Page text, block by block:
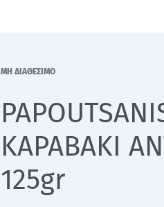
ΜΗ ΔΙΑΘΕΣΙΜΟ
ΚΑΡΑΒΑΚΙ
125gr